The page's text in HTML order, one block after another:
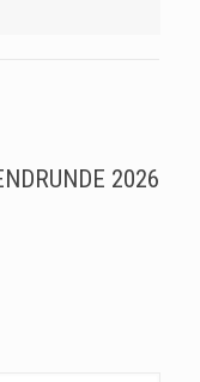
2026